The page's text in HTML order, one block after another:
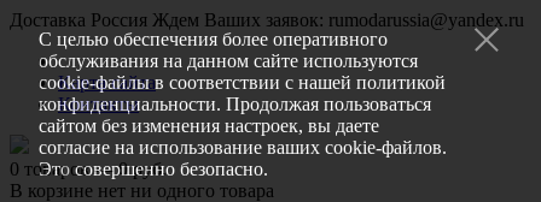
Доставка Россия Ждем Ваших заявок: rumodarussia@yandex.ru
Карта сайта
Контакты
0 товаров — 0 руб.
В корзине нет ни одного товара
С целью обеспечения более оперативного
обслуживания на данном сайте используются
cookie-файлы в соответствии с нашей политикой
конфиденциальности. Продолжая пользоваться
сайтом без изменения настроек, вы даете
согласие на использование ваших cookie-файлов.
Это совершенно безопасно.